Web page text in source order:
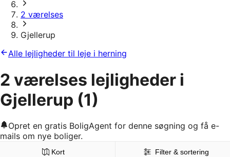
2 værelses
Gjellerup
Alle lejligheder til leje i herning
2 værelses lejligheder i
Gjellerup (1)
Opret en gratis BoligAgent for denne søgning og få e-
mails om nye boliger.
Kort Filter & sortering